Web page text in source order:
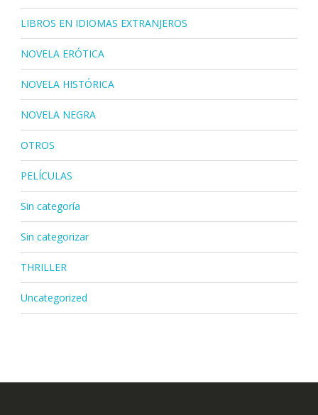
LIBROS EN IDIOMAS EXTRANJEROS
NOVELA ERÓTICA
NOVELA HISTÓRICA
NOVELA NEGRA
OTROS
PELÍCULAS
Sin categoría
Sin categorizar
THRILLER
Uncategorized